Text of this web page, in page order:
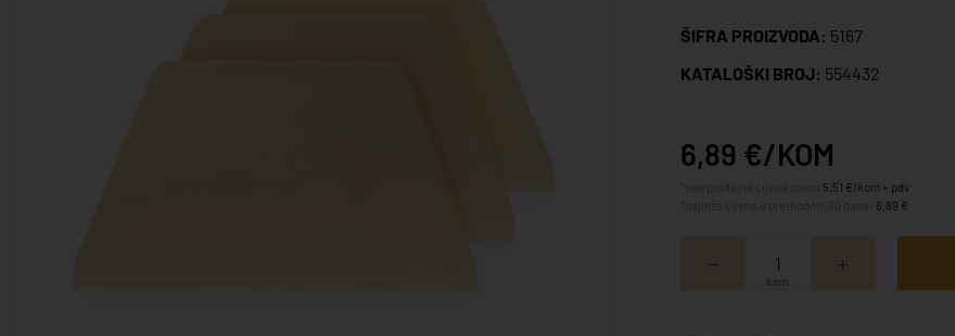
ŠIFRA PROIZVODA: 5167
KATALOŠKI BROJ: 554432
6,89 €/KOM
5,51 €/kom + pdv
6,89 €
kom